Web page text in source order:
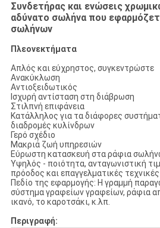
Συνδετήρας και ενώσεις
αδύνατο σωλήνα που
σωλήνων
Πλεονεκτήματα
Απλός και εύχρηστος, συγκεντρώστε
Ανακύκλωση
Αντιοξειδωτικός
Ισχυρή αντίσταση στη διάβρωση
Στιλπνή επιφάνεια
Κατάλληλος για τα διάφορες
διαδρομές κυλίνδρων
Γερό σχέδιο
Μακριά ζωή υπηρεσιών
Εύρωστη κατασκευή στα ράφια
Υψηλός - ποιότητα, ανταγωνιστική
πρόοδος και επαγγελματικές τεχνικές
Πεδίο της εφαρμογής: Η γραμμή
σύστημα γραφείων γραφείων, ράφια
ικανό, το καροτσάκι, κ.λπ.
Περιγραφή: